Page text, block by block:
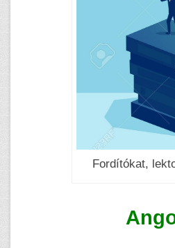
Fordítókat,